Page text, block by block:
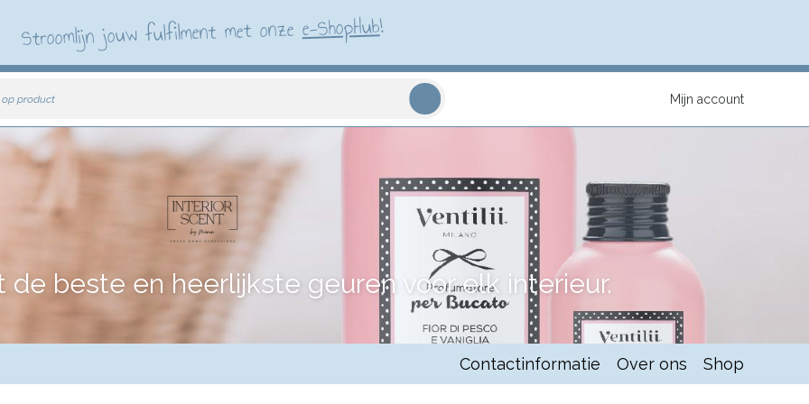
Stroomlijn jouw fulfilment met onzee-ShopHub!
op product Mijn account
de beste en heerlijkste geuren voor elk interieur.
Contactinformatie Over ons Shop